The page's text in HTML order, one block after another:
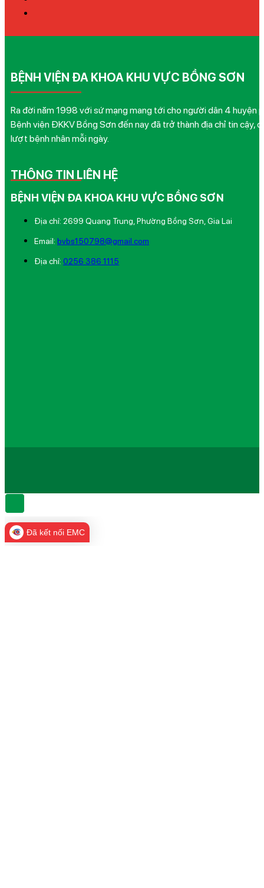
BỆNH VIỆN ĐA KHOA KHU VỰC BỒNG SƠN
Ra đời năm 1998 với sứ mạng mang tới cho người dân 4 huyện
Bệnh viện ĐKKV Bồng Sơn đến nay đã trở thành địa chỉ tin cậy,
lượt bệnh nhân mỗi ngày.
THÔNG TIN LIÊN HỆ
BỆNH VIỆN ĐA KHOA KHU VỰC BỒNG SƠN
Địa chỉ: 2699 Quang Trung, Phường Bồng Sơn, Gia Lai
Email: bvbs150798@gmail.com
Địa chỉ: 0256 386 1115
Đã kết nối EMC